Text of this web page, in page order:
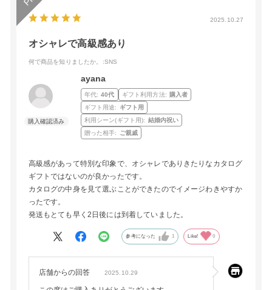
2025.10.27
オシャレで高級感あり
何で商品を知りましたか。 :SNS
ayana
年代: 40代 ギフト利用方法: 購入者
ギフト用途:
ギフト用
利用シーン(ギフト用): 結婚内祝い
贈った相手:
ご親戚
高級感があって特別な印象で、オシャレでありきたりなカタログ
ギフトではないのが良かったです。
カタログの中身を見て選ぶことができたのでイメージわきやすか
ったです。
発送もとても早く2日後には到着していました。
参考になった 1 Like! 0
店舗からの回答 2025.10.29